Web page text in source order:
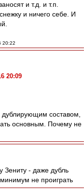
и т.д. и т.п.
и ничего себе. И
20:22
20:09
дублирующим составом,
основным. Почему не
Зениту - даже дубль
не проиграть